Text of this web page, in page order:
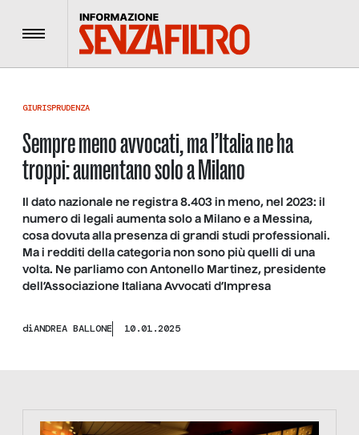
Menu
GIURISPRUDENZA
Sempre meno avvocati, ma l’Italia ne ha
troppi: aumentano solo a Milano
Il dato nazionale ne registra 8.403 in meno, nel 2023: il
numero di legali aumenta solo a Milano e a Messina,
cosa dovuta alla presenza di grandi studi professionali.
Ma i redditi della categoria non sono più quelli di una
volta. Ne parliamo con Antonello Martinez, presidente
dell’Associazione Italiana Avvocati d’Impresa
diANDREA BALLONE 10.01.2025
https://tinyurl.com/363fvfm9